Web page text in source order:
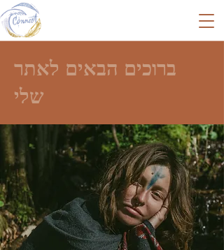
ברוכים הבאים לאתר
שלי